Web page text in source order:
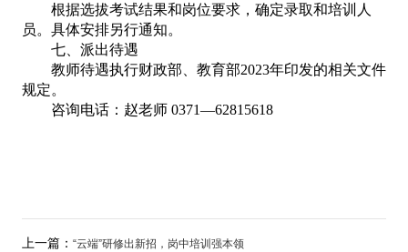
根据选拔考试结果和岗位要求，确定录取和培训人
员。具体安排另行通知。
七、 派出待遇
教师待遇执行财政部、教育部2023年印发的相关文件
规定。
咨询电话：赵老师 0371—62815618
上一篇： “云端”研修出新招，岗中培训强本领